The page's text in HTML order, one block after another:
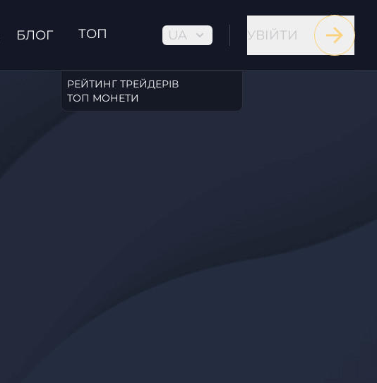
БЛОГ ТОП
РЕЙТИНГ ТРЕЙДЕРІВ
ТОП МОНЕТИ
UA УВІЙТИ